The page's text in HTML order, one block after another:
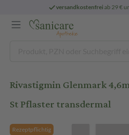
versandkostenfreiab 29 €
Rivastigmin Glenmark
St Pflaster transdermal
Rezeptpflichtig